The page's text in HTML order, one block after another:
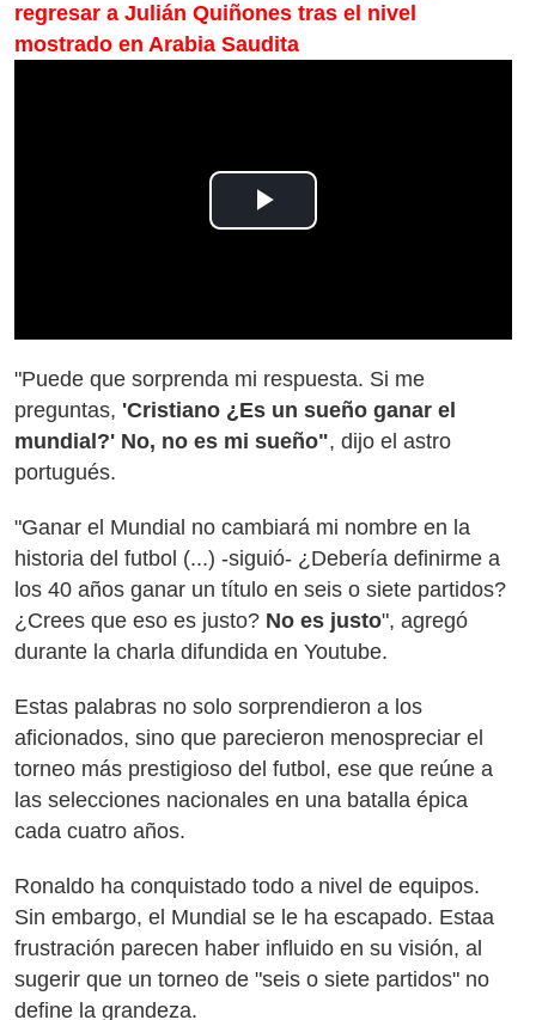
regresar a Julián Quiñones tras el nivel
mostrado en Arabia Saudita
Play
"Puede que sorprenda mi respuesta. Si me
preguntas, 'Cristiano ¿Es un sueño ganar el
mundial?' No, no es mi sueño", dijo el astro
portugués.
"Ganar el Mundial no cambiará mi nombre en la
historia del futbol (...) -siguió- ¿Debería definirme a
los 40 años ganar un título en seis o siete partidos?
¿Crees que eso es justo? No es justo", agregó
durante la charla difundida en Youtube.
Estas palabras no solo sorprendieron a los
aficionados, sino que parecieron menospreciar el
torneo más prestigioso del futbol, ese que reúne a
las selecciones nacionales en una batalla épica
cada cuatro años.
Ronaldo ha conquistado todo a nivel de equipos.
Sin embargo, el Mundial se le ha escapado. Estaa
frustración parecen haber influido en su visión, al
sugerir que un torneo de "seis o siete partidos" no
define la grandeza.